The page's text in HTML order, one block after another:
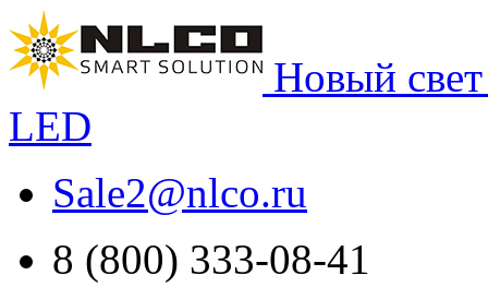
Новый
LED
Sale2@nlco.ru
8 (800) 333-08-41